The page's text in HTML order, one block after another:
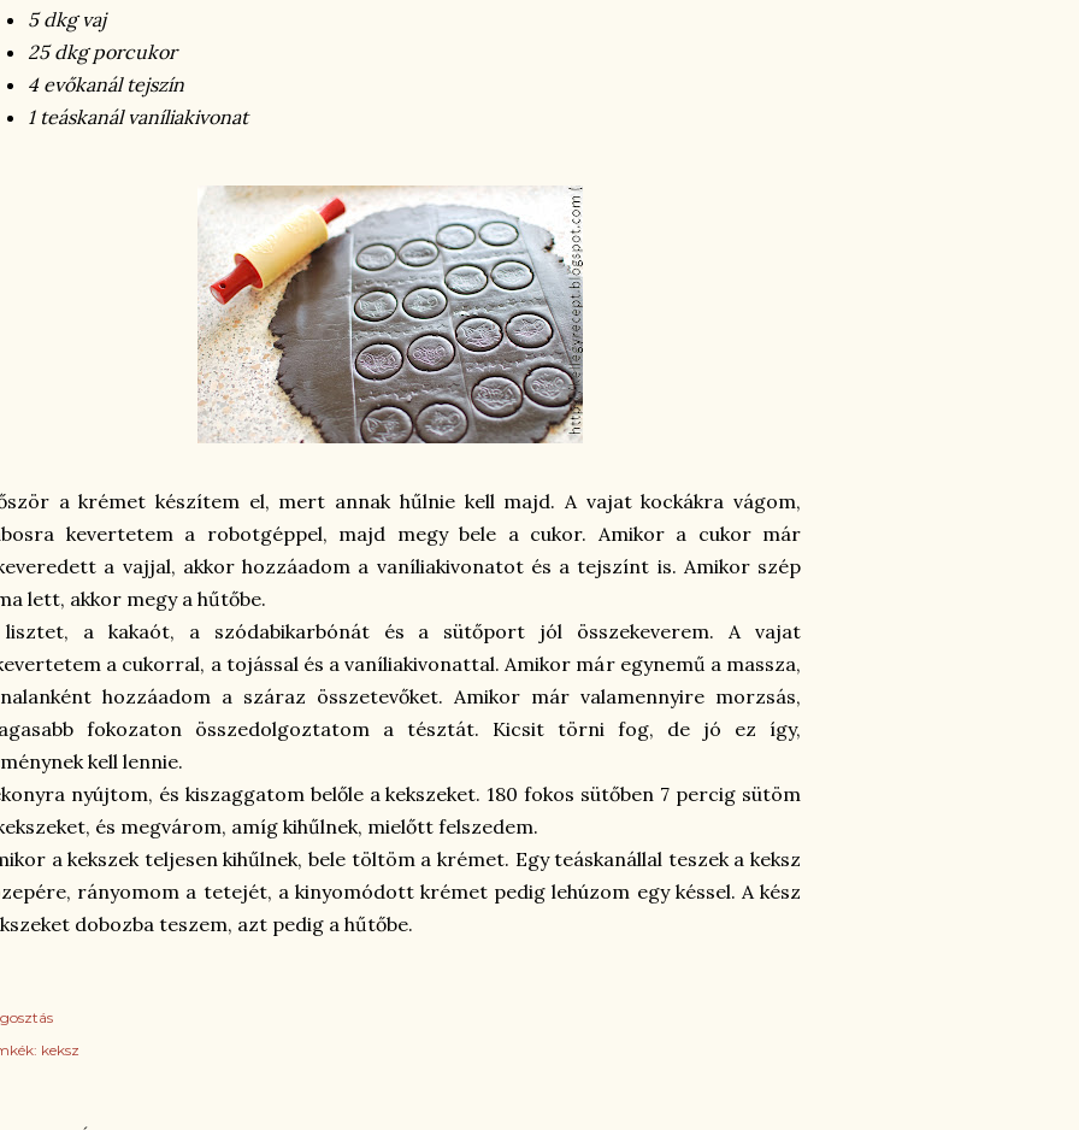
5 dkg vaj
25 dkg porcukor
4 evőkanál tejszín
1 teáskanál vaníliakivonat
a krémet készítem el, mert annak hűlnie kell majd. A vajat kockákra vágom,
kevertetem a robotgéppel, majd megy bele a cukor. Amikor a cukor már
a vajjal, akkor hozzáadom a vaníliakivonatot és a tejszínt is. Amikor szép
lett, akkor megy a hűtőbe.
a kakaót, a szódabikarbónát és a sütőport jól összekeverem. A vajat
a cukorral, a tojással és a vaníliakivonattal. Amikor már egynemű a massza,
hozzáadom a száraz összetevőket. Amikor már valamennyire morzsás,
fokozaton összedolgoztatom a tésztát. Kicsit törni fog, de jó ez így,
kell lennie.
nyújtom, és kiszaggatom belőle a kekszeket. 180 fokos sütőben 7 percig sütöm
és megvárom, amíg kihűlnek, mielőtt felszedem.
a kekszek teljesen kihűlnek, bele töltöm a krémet. Egy teáskanállal teszek a keksz
rányomom a tetejét, a kinyomódott krémet pedig lehúzom egy késsel. A kész
dobozba teszem, azt pedig a hűtőbe.
keksz